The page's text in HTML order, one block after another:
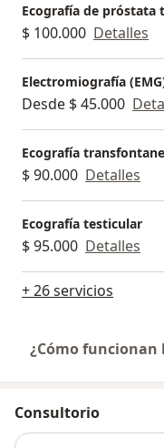
Ecografía de próstata
$ 100.000 Detalles
Electromiografía
Desde $ 45.000
Ecografía
$ 90.000 Detalles
Ecografía testicular
$ 95.000 Detalles
+ 26 servicios
¿Cómo funcionan
Consultorio